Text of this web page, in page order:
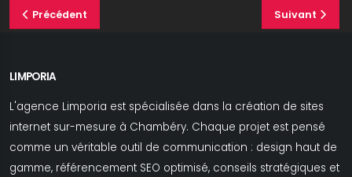
Précédent Suivant
LIMPORIA
L'agence Limporia est spécialisée dans la création de sites
internet sur-mesure à Chambéry. Chaque projet est pensé
comme un véritable outil de communication : design haut de
gamme, référencement SEO optimisé, conseils stratégiques et